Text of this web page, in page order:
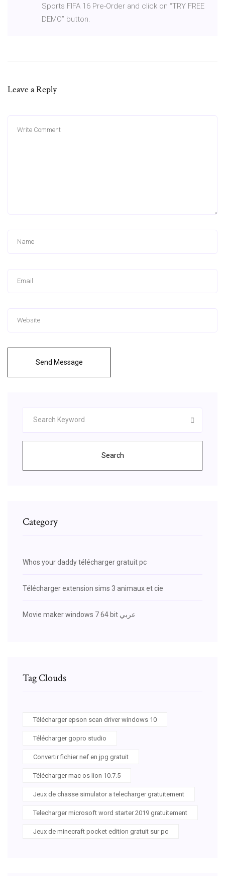
Sports FIFA 16 Pre-Order and click on “TRY FREE
DEMO” button.
Leave a Reply
Send Message
Search
Category
Whos your daddy télécharger gratuit pc
Télécharger extension sims 3 animaux et cie
Movie maker windows 7 64 bit عربي
Tag Clouds
Télécharger epson scan driver windows 10
Télécharger gopro studio
Convertir fichier nef en jpg gratuit
Télécharger mac os lion 10.7.5
Jeux de chasse simulator a telecharger gratuitement
Telecharger microsoft word starter 2019 gratuitement
Jeux de minecraft pocket edition gratuit sur pc